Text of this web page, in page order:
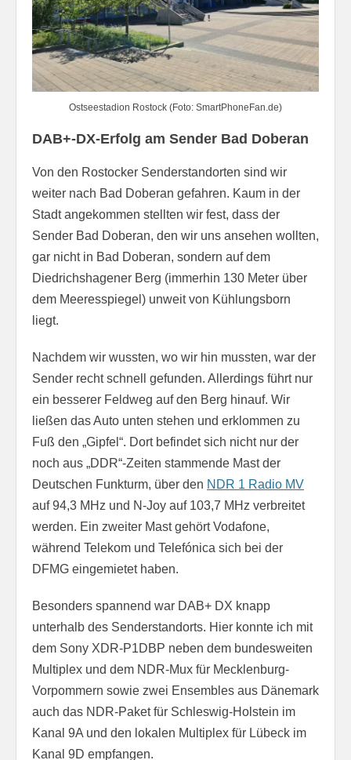
Ostseestadion Rostock (Foto: SmartPhoneFan.de)
DAB+-DX-Erfolg am Sender Bad Doberan
Von den Rostocker Senderstandorten sind wir
weiter nach Bad Doberan gefahren. Kaum in der
Stadt angekommen stellten wir fest, dass der
Sender Bad Doberan, den wir uns ansehen wollten,
gar nicht in Bad Doberan, sondern auf dem
Diedrichshagener Berg (immerhin 130 Meter über
dem Meeresspiegel) unweit von Kühlungsborn
liegt.
Nachdem wir wussten, wo wir hin mussten, war der
Sender recht schnell gefunden. Allerdings führt nur
ein besserer Feldweg auf den Berg hinauf. Wir
ließen das Auto unten stehen und erklommen zu
Fuß den „Gipfel“. Dort befindet sich nicht nur der
noch aus „DDR“-Zeiten stammende Mast der
Deutschen Funkturm, über den NDR 1 Radio MV
auf 94,3 MHz und N-Joy auf 103,7 MHz verbreitet
werden. Ein zweiter Mast gehört Vodafone,
während Telekom und Telefónica sich bei der
DFMG eingemietet haben.
Besonders spannend war DAB+ DX knapp
unterhalb des Senderstandorts. Hier konnte ich mit
dem Sony XDR-P1DBP neben dem bundesweiten
Multiplex und dem NDR-Mux für Mecklenburg-
Vorpommern sowie zwei Ensembles aus Dänemark
auch das NDR-Paket für Schleswig-Holstein im
Kanal 9A und den lokalen Multiplex für Lübeck im
Kanal 9D empfangen.